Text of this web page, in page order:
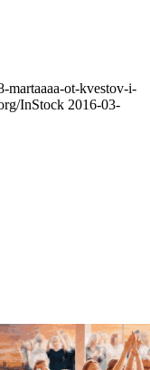
martaaaa-ot-kvestov-i-
InStock 2016-03-